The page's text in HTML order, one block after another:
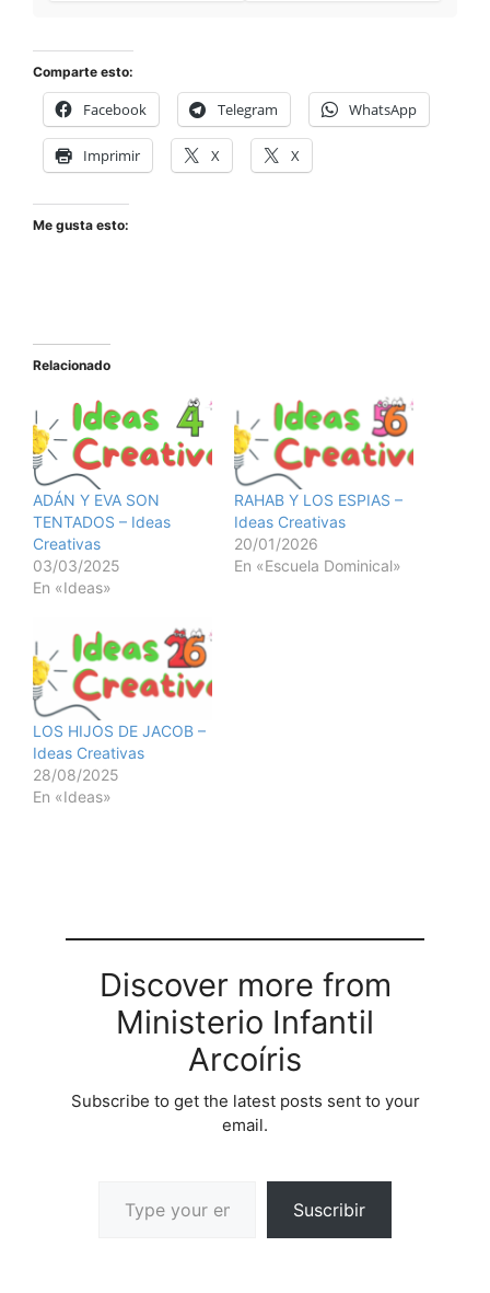
Comparte esto:
Facebook Telegram WhatsApp
Imprimir X X
Me gusta esto:
Relacionado
ADÁN Y EVA SON
TENTADOS – Ideas
Creativas
03/03/2025
En «Ideas»
RAHAB Y LOS ESPIAS –
Ideas Creativas
20/01/2026
En «Escuela Dominical»
LOS HIJOS DE JACOB –
Ideas Creativas
28/08/2025
En «Ideas»
Discover more from
Ministerio Infantil
Arcoíris
Subscribe to get the latest posts sent to your
email.
Suscribir